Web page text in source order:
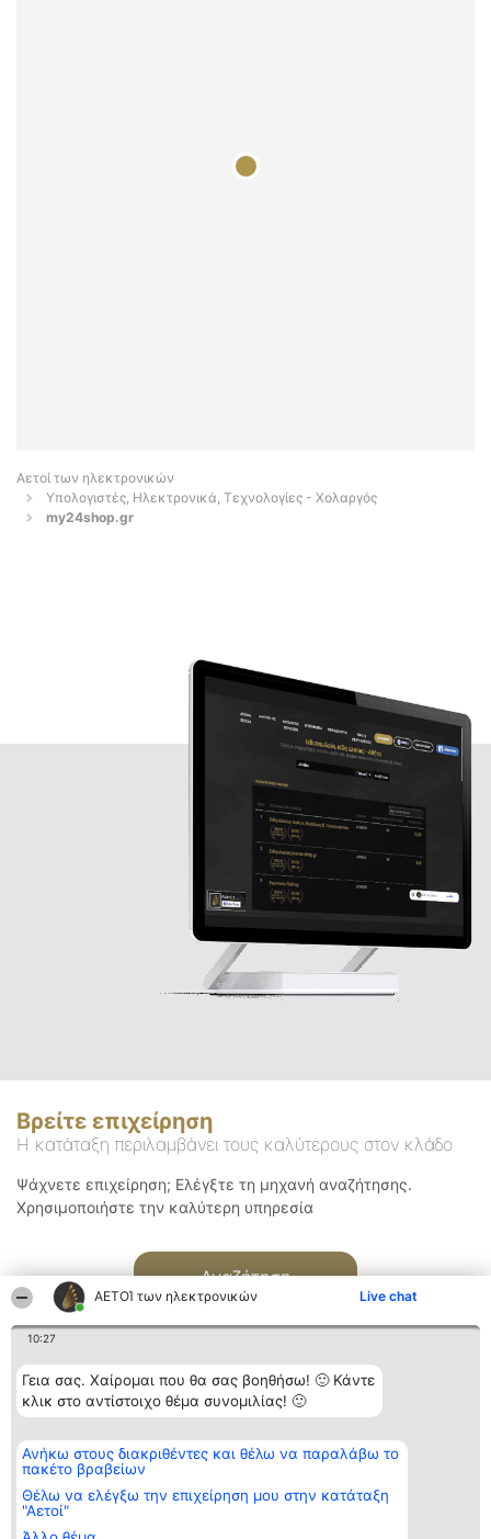
ΑΕΤΟΊ των ηλεκτρονικών Live chat
10:27
Γεια σας. Χαίρομαι που θα σας βοηθήσω! 🙂 Κάντε
κλικ στο αντίστοιχο θέμα συνομιλίας! 🙂
Ανήκω στους διακριθέντες και θέλω να παραλάβω το
πακέτο βραβείων
Θέλω να ελέγξω την επιχείρηση μου στην κατάταξη
"Αετοί"
Αετοί των ηλεκτρονικών
Υπολογιστές, Ηλεκτρονικά, Τεχνολογίες - Χολαργός
my24shop.gr
Βρείτε επιχείρηση
Η κατάταξη περιλαμβάνει τους καλύτερους στον κλάδο
Ψάχνετε επιχείρηση; Ελέγξτε τη μηχανή αναζήτησης.
Χρησιμοποιήστε την καλύτερη υπηρεσία
Αναζήτηση
Διοργανωτής της
κατάταξης
BEAUTIFUL COMPANY
ΤΗΛ. ΕΠΙΚΟΙΝΩΝΙΑΣ:
2104128019
email:
Κατάταξη
Διακριθέντες
των
διακριθέντων
Επικοινωνία
Επικοινωνία